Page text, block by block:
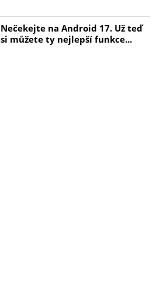
Nečekejte na Android 17. Už teď
si můžete ty nejlepší funkce...